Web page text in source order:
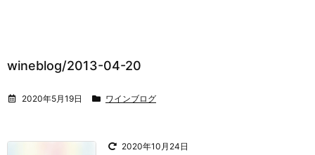
wineblog/2013-04-20
2020年5月19日 ワインブログ
2020年10月24日